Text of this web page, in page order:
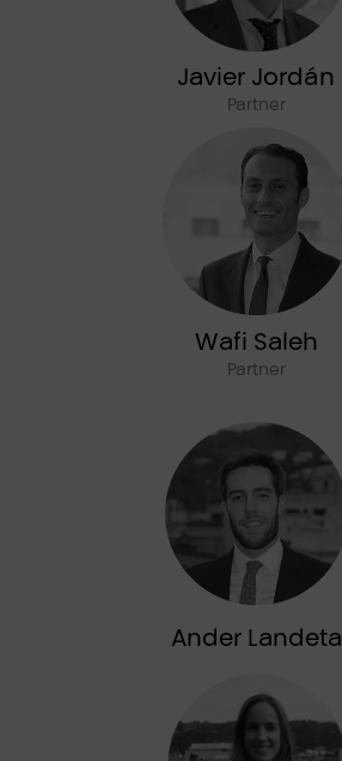
Javier Jordán
Partner
Wafi Saleh
Partner
Ander Landeta